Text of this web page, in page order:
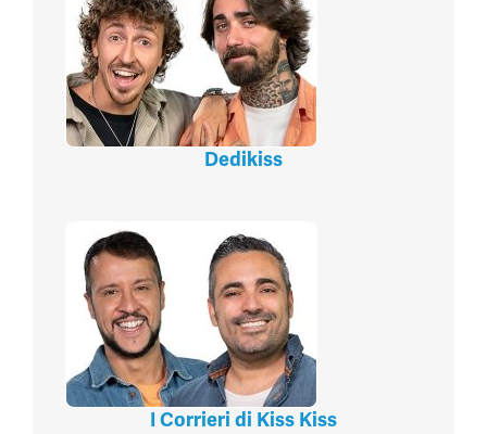
Dedikiss
I Corrieri di Kiss Kiss